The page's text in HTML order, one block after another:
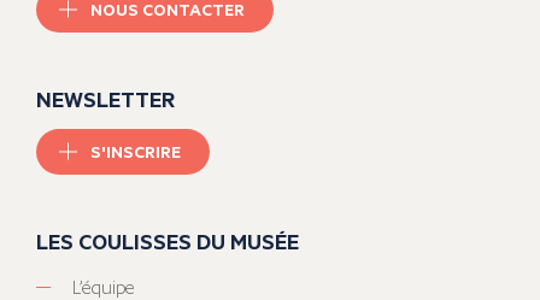
NOUS CONTACTER
NEWSLETTER
S'INSCRIRE
LES COULISSES DU MUSÉE
L’équipe